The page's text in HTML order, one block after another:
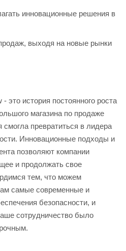
инновационные решения в
выходя на новые рынки
это история постоянного роста
магазина по продаже
превратиться в лидера
Инновационные подходы и
позволяют компании
и продолжать свое
тем, что можем
самые современные и
безопасности, и
сотрудничество было